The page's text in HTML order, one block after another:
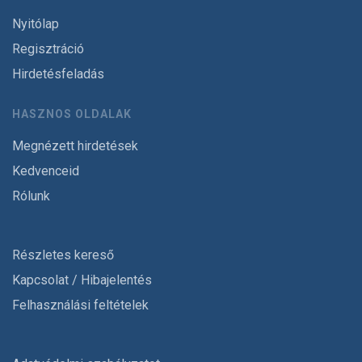
Nyitólap
Regisztráció
Hirdetésfeladás
HASZNOS OLDALAK
Megnézett hirdetések
Kedvenceid
Rólunk
Részletes kereső
Kapcsolat / Hibajelentés
Felhasználási feltételek